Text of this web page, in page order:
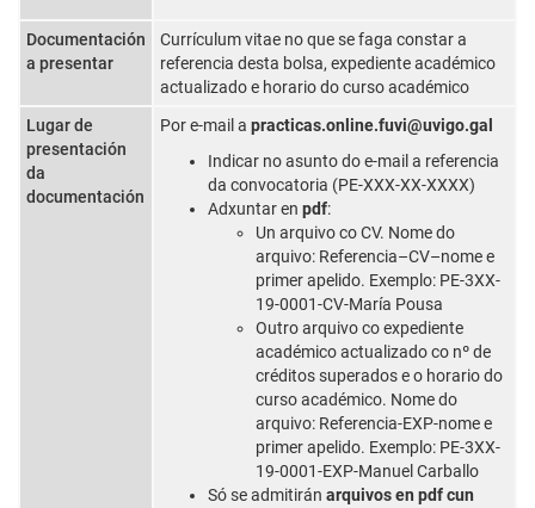
Documentación
a presentar
Currículum vitae no que se faga constar a
referencia desta bolsa, expediente académico
actualizado e horario do curso académico
Lugar de
presentación
da
documentación
Por e-mail a practicas.online.fuvi@uvigo.gal
Indicar no asunto do e-mail a referencia
da convocatoria (PE-XXX-XX-XXXX)
Adxuntar en pdf:
Un arquivo co CV. Nome do
arquivo: Referencia–CV–nome e
primer apelido. Exemplo: PE-3XX-
19-0001-CV-María Pousa
Outro arquivo co expediente
académico actualizado co nº de
créditos superados e o horario do
curso académico. Nome do
arquivo: Referencia-EXP-nome e
primer apelido. Exemplo: PE-3XX-
19-0001-EXP-Manuel Carballo
Só se admitirán arquivos en pdf cun